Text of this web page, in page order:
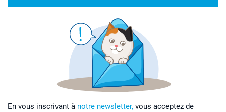
En vous inscrivant à notre newsletter, vous acceptez de